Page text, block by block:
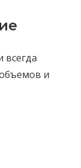
всегда
и